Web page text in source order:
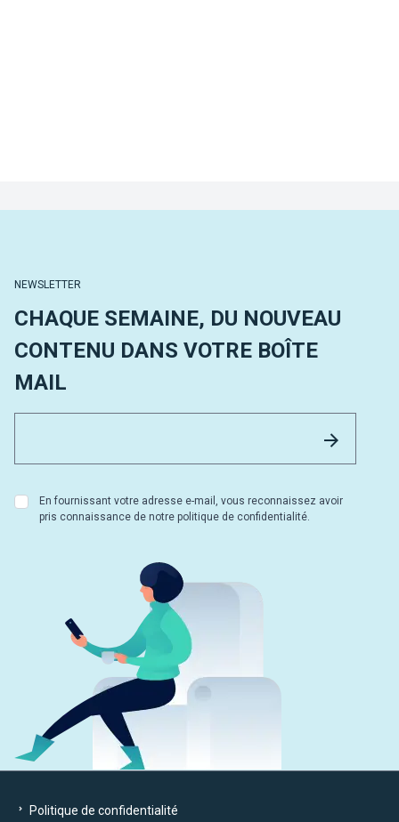
NEWSLETTER
CHAQUE SEMAINE, DU NOUVEAU
CONTENU DANS VOTRE BOÎTE
MAIL
En fournissant votre adresse e-mail, vous reconnaissez avoir
pris connaissance de notre politique de confidentialité.
Politique de confidentialité